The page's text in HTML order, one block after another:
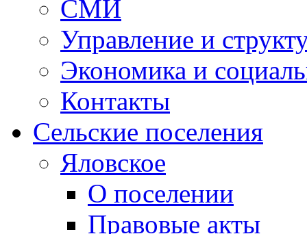
СМИ
Управление и
Экономика и
Контакты
Сельские поселения
Яловское
О поселении
Правовые акты